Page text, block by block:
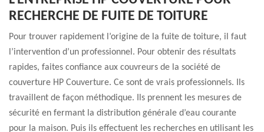
RECHERCHE DE FUITE DE TOITURE
Pour trouver rapidement l’origine de la fuite de toiture, il faut
l’intervention d’un professionnel. Pour obtenir des résultats
rapides, faites confiance aux couvreurs de la société de
couverture HP Couverture. Ce sont de vrais professionnels. Ils
travaillent de façon méthodique. Ils prennent les mesures de
sécurité en fermant la distribution générale d’eau courante
pour la maison. Puis ils effectuent les recherches en utilisant les